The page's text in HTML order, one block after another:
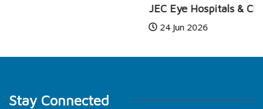
JEC Eye Hospitals & Clinics Raih Marketeers...
Stay Connected